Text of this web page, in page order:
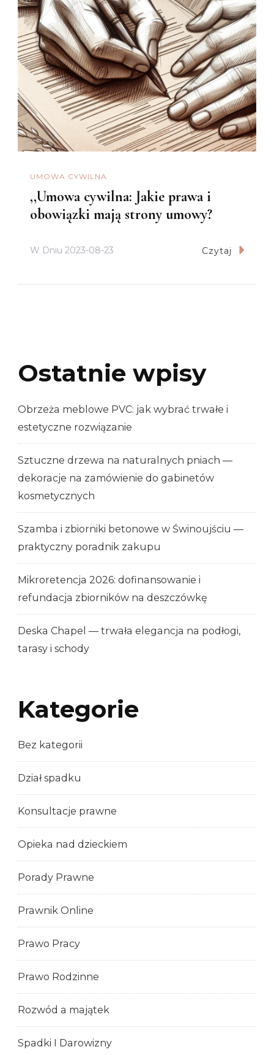
UMOWA CYWILNA
,,Umowa cywilna: Jakie prawa i
obowiązki mają strony umowy?
W Dniu 2023-08-23 Czytaj
Ostatnie wpisy
Obrzeża meblowe PVC: jak wybrać trwałe i
estetyczne rozwiązanie
Sztuczne drzewa na naturalnych pniach —
dekoracje na zamówienie do gabinetów
kosmetycznych
Szamba i zbiorniki betonowe w Świnoujściu —
praktyczny poradnik zakupu
Mikroretencja 2026: dofinansowanie i
refundacja zbiorników na deszczówkę
Deska Chapel — trwała elegancja na podłogi,
tarasy i schody
Kategorie
Bez kategorii
Dział spadku
Konsultacje prawne
Opieka nad dzieckiem
Porady Prawne
Prawnik Online
Prawo Pracy
Prawo Rodzinne
Rozwód a majątek
Spadki I Darowizny